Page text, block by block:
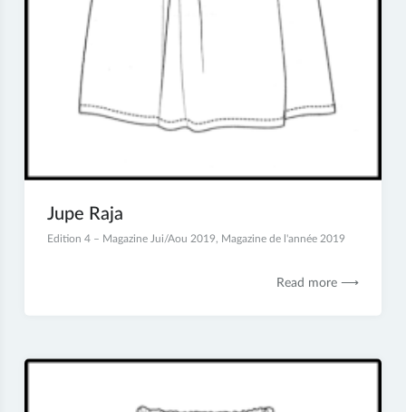
Jupe Raja
13
Edition 4 – Magazine Jui/Aou 2019 Magazine de l'année 2019
Read more ⟶